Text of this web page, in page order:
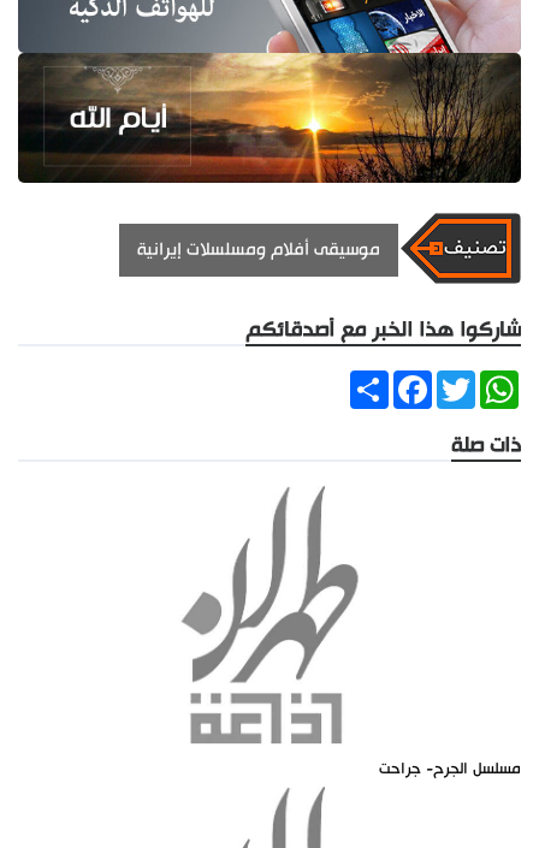
موسيقى أفلام ومسلسلات إيرانية
شاركوا هذا الخبر مع أصدقائكم
ShareFacebookTwitter
WhatsApp
ذات صلة
مسلسل الجرح- جراحت